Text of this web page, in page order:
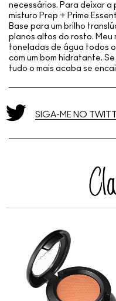
necessários. Para deixar a
misturo Prep + Prime
Base para um brilho
planos altos do rosto.
toneladas de água todos
com um bom hidratante.
tudo o mais acaba se
SIGA-ME NO